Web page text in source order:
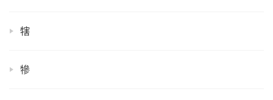
犗
犙